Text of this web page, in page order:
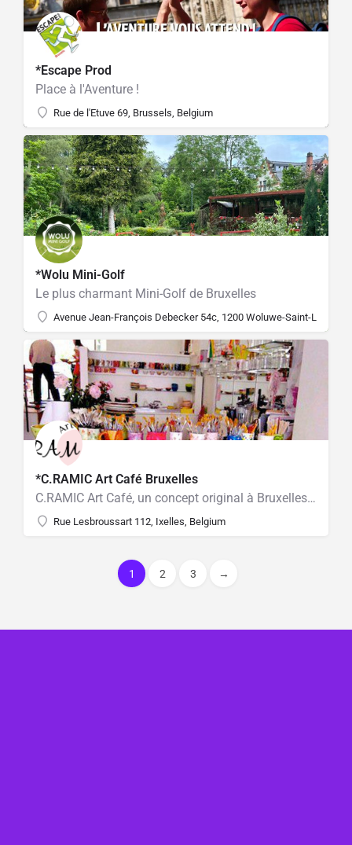
*Escape Prod
Place à l'Aventure !
Rue de l'Etuve 69, Brussels, Belgium
*Wolu Mini-Golf
Le plus charmant Mini-Golf de Bruxelles
Avenue Jean-François Debecker 54c, 1200 Woluwe-Saint-
*C.RAMIC Art Café Bruxelles
C.RAMIC Art Café, un concept original à Bruxelles pour laisser libre cours à votre créativité
Rue Lesbroussart 112, Ixelles, Belgium
1 2 3 →